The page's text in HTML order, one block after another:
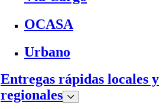
OCASA
Urbano
Entregas rápidas locales y
regionales